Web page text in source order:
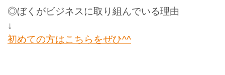
◎ぼくがビジネスに取り組んでいる理由
↓
初めての方はこちらをぜひ^^